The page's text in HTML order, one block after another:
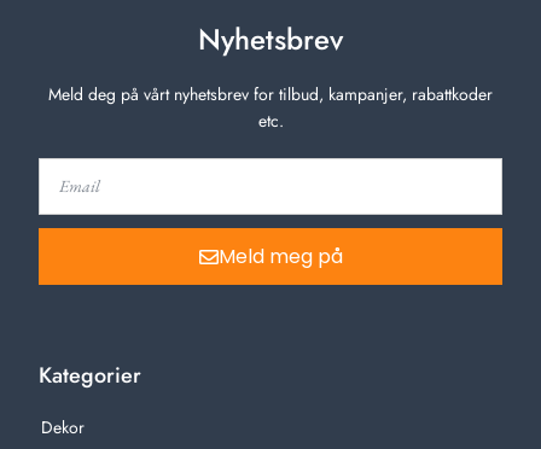
Nyhetsbrev
Meld deg på vårt nyhetsbrev for tilbud, kampanjer, rabattkoder
etc.
Meld meg på
Kategorier
Dekor